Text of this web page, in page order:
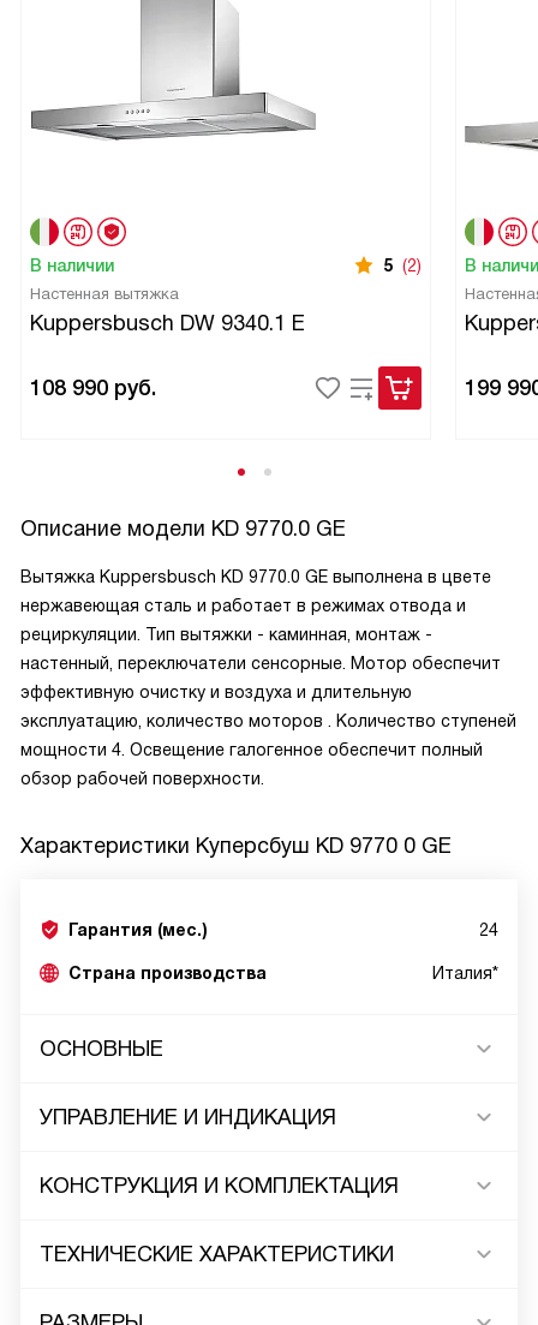
В наличии 5 (2)
Настенная вытяжка
Kuppersbusch DW 9340.1 E
108 990 руб.
В
199
Описание модели KD 9770.0 GE
Вытяжка Kuppersbusch KD 9770.0 GE выполнена в цвете
нержавеющая сталь и работает в режимах отвода и
рециркуляции. Тип вытяжки - каминная, монтаж -
настенный, переключатели сенсорные. Мотор обеспечит
эффективную очистку и воздуха и длительную
эксплуатацию, количество моторов . Количество ступеней
мощности 4. Освещение галогенное обеспечит полный
обзор рабочей поверхности.
Характеристики Куперсбуш KD 9770 0 GE
Гарантия (мес.) 24
Страна производства Италия*
ОСНОВНЫЕ
УПРАВЛЕНИЕ И ИНДИКАЦИЯ
КОНСТРУКЦИЯ И КОМПЛЕКТАЦИЯ
ТЕХНИЧЕСКИЕ ХАРАКТЕРИСТИКИ